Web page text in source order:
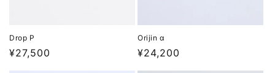
Drop P
Regular
¥27,500
Orijin α
Regular
¥24,200